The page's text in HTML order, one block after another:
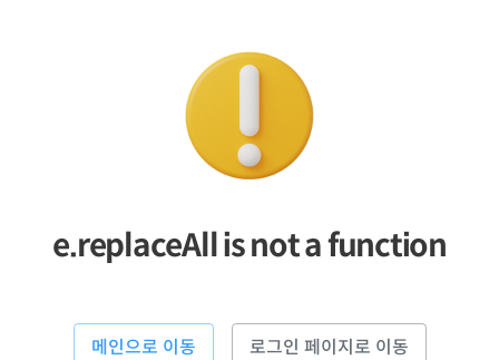
e.replaceAll is not a function
메인으로 이동 로그인 페이지로 이동